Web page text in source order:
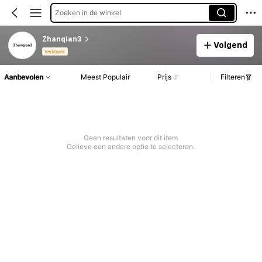
Zoeken in de winkel
Zhanqian3
Verkoper
Volgend
Aanbevolen Meest Populair Prijs Filteren
Geen resultaten voor dit item
Gelieve een andere optie te selecteren.